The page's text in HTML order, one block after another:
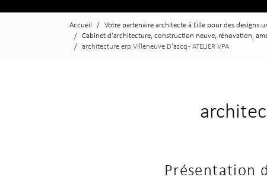
Accueil
Votre partenaire architecte à Lille pour des designs
Cabinet d'architecture, construction neuve, rénovation,
architecture erp Villeneuve D'ascq - ATELIER VPA
Présentation